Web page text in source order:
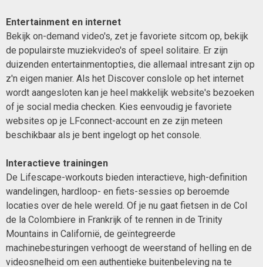
Entertainment en internet
Bekijk on-demand video's, zet je favoriete sitcom op, bekijk
de populairste muziekvideo's of speel solitaire. Er zijn
duizenden entertainmentopties, die allemaal intresant zijn op
z'n eigen manier. Als het Discover conslole op het internet
wordt aangesloten kan je heel makkelijk website's bezoeken
of je social media checken. Kies eenvoudig je favoriete
websites op je LFconnect-account en ze zijn meteen
beschikbaar als je bent ingelogt op het console.
Interactieve trainingen
De Lifescape-workouts bieden interactieve, high-definition
wandelingen, hardloop- en fiets-sessies op beroemde
locaties over de hele wereld. Of je nu gaat fietsen in de Col
de la Colombiere in Frankrijk of te rennen in de Trinity
Mountains in Californië, de geïntegreerde
machinebesturingen verhoogt de weerstand of helling en de
videosnelheid om een authentieke buitenbeleving na te